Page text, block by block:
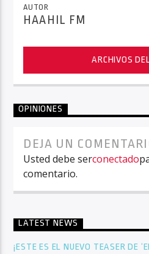
AUTOR
HAAHIL FM
ARCHIVOS
OPINIONES
DEJA UN
Usted debe serconectado
comentario.
LATEST NEWS
¡ESTE ES EL NUEVO TEASER DE